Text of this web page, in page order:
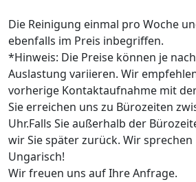
Die Reinigung einmal pro Woche
ebenfalls im Preis inbegriffen.
*Hinweis: Die Preise können je
Auslastung variieren. Wir
vorherige Kontaktaufnahme mit
Sie erreichen uns zu Bürozeiten
Uhr.Falls Sie außerhalb der
wir Sie später zurück. Wir
Ungarisch!
Wir freuen uns auf Ihre Anfrage.